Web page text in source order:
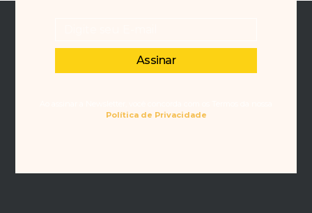
Assinar
Política de Privacidade